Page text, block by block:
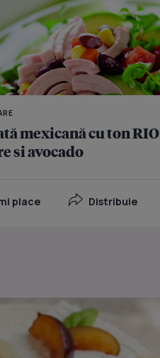
mexicană cu ton RIO
si avocado
place Distribuie